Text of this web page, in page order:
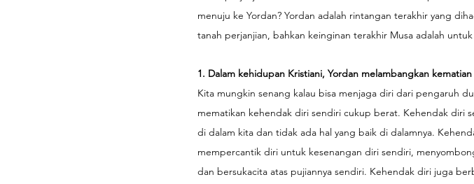
menuju ke Yordan? Yordan adalah rintangan terakhir yang
tanah perjanjian, bahkan keinginan terakhir Musa adalah
1. Dalam kehidupan Kristiani, Yordan melambangkan
Kita mungkin senang kalau bisa menjaga diri dari pengaruh
mematikan kehendak diri sendiri cukup berat. Kehendak diri
di dalam kita dan tidak ada hal yang baik di dalamnya.
mempercantik diri untuk kesenangan diri sendiri,
dan bersukacita atas pujiannya sendiri. Kehendak diri juga